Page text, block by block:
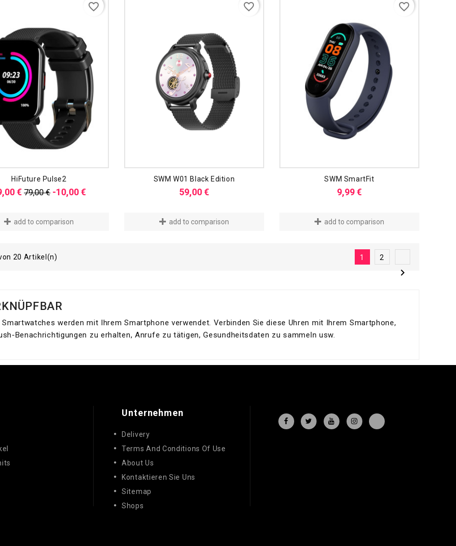
HiFuture Pulse2
€Verkaufspreis
79,00 € -10,00 €Preis
favorite_border
add to comparison
SWM W01 Black Edition
59,00 €Preis
favorite_border
add to comparison
SWM SmartFit
9,99 €Preis
favorite_border
add to comparison
20 Artikel(n) 1 2

Smartwatches werden mit Ihrem Smartphone verwendet. Verbinden Sie diese Uhren mit Ihrem Smartphone,
Benachrichtigungen zu erhalten, Anrufe zu tätigen, Gesundheitsdaten zu sammeln usw.
Unternehmen
Delivery
Terms And Conditions Of Use
About Us
Kontaktieren Sie Uns
Sitemap
Shops